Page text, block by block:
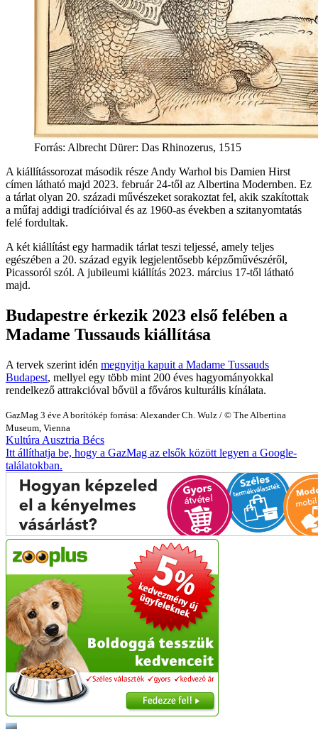
Forrás: Albrecht Dürer: Das Rhinozerus, 1515
A kiállítássorozat második része Andy Warhol bis Damien Hirst
címen látható majd 2023. február 24-től az Albertina Modernben. Ez
a tárlat olyan 20. századi művészeket sorakoztat fel, akik szakítottak
a műfaj addigi tradícióival és az 1960-as években a szitanyomtatás
felé fordultak.
A két kiállítást egy harmadik tárlat teszi teljessé, amely teljes
egészében a 20. század egyik legjelentősebb képzőművészéről,
Picassoról szól. A jubileumi kiállítás 2023. március 17-től látható
majd.
Budapestre érkezik 2023 első felében a
Madame Tussauds kiállítása
A tervek szerint idén megnyitja kapuit a Madame Tussauds
Budapest, mellyel egy több mint 200 éves hagyományokkal
rendelkező attrakcióval bővül a főváros kulturális kínálata.
GazMag 3 éve A borítókép forrása: Alexander Ch. Wulz / © The Albertina
Museum, Vienna
Kultúra Ausztria Bécs
Itt állíthatja be, hogy a GazMag az elsők között legyen a Google-
találatokban.